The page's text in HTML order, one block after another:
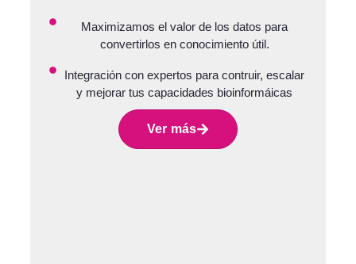
Maximizamos el valor de los datos para
convertirlos en conocimiento útil.
Integración con expertos para contruir, escalar
y mejorar tus capacidades bioinformáicas
Ver más